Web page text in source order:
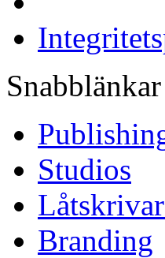
Snabblänkar
Studios
Branding